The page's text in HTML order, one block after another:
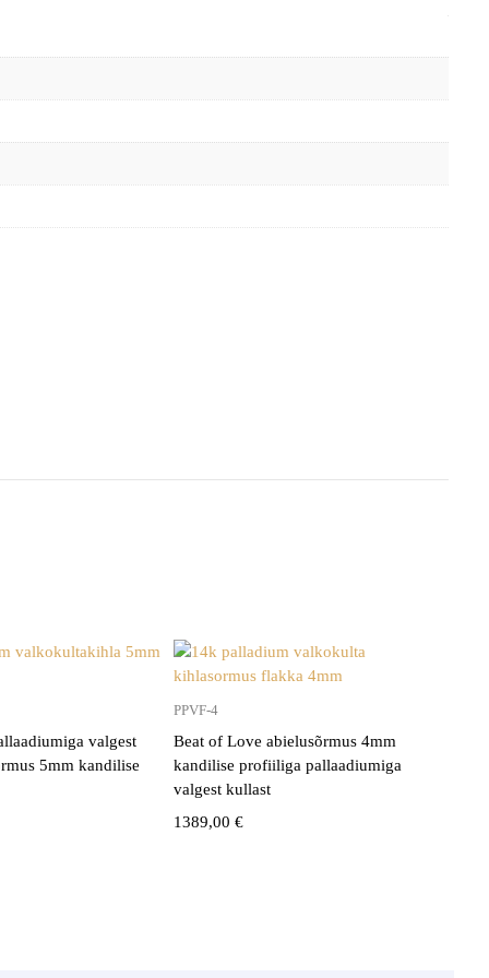
valgest
5mm kandilise
PPVF-4
Beat of Love abielusõrmus 4mm
kandilise profiiliga pallaadiumiga
valgest kullast
1389,00 €